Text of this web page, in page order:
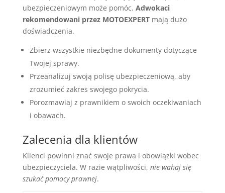
ubezpieczeniowym może pomóc. Adwokaci
rekomendowani przez MOTOEXPERTmają dużo
doświadczenia.
Zbierz wszystkie niezbędne dokumenty dotyczące
Twojej sprawy.
Przeanalizuj swoją polisę ubezpieczeniową, aby
zrozumieć zakres swojego pokrycia.
Porozmawiaj z prawnikiem o swoich oczekiwaniach
i obawach.
Zalecenia dla klientów
Klienci powinni znać swoje prawa i obowiązki wobec
ubezpieczyciela. W razie wątpliwości, nie wahaj się
szukać pomocy prawnej.